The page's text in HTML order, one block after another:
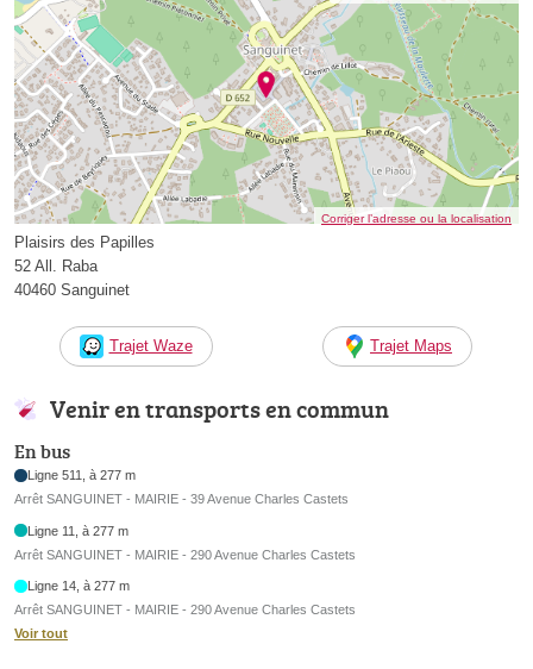
Corriger l’adresse ou la localisation
Plaisirs des Papilles
52 All. Raba
40460 Sanguinet
Trajet Waze Trajet Maps
Venir en transports en commun
En bus
Ligne 511, à 277 m
Arrêt SANGUINET - MAIRIE - 39 Avenue Charles Castets
Ligne 11, à 277 m
Arrêt SANGUINET - MAIRIE - 290 Avenue Charles Castets
Ligne 14, à 277 m
Arrêt SANGUINET - MAIRIE - 290 Avenue Charles Castets
Voir tout